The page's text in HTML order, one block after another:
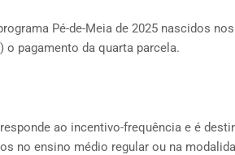
Pé-de-Meia de 2025 nascidos
o pagamento da quarta parcela.
ao incentivo-frequência e é
no ensino médio regular ou na